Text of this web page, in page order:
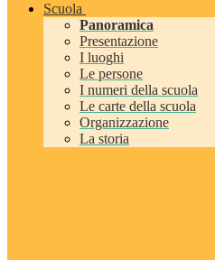
Scuola
Panoramica
Presentazione
I luoghi
Le persone
I numeri della scuola
Le carte della scuola
Organizzazione
La storia